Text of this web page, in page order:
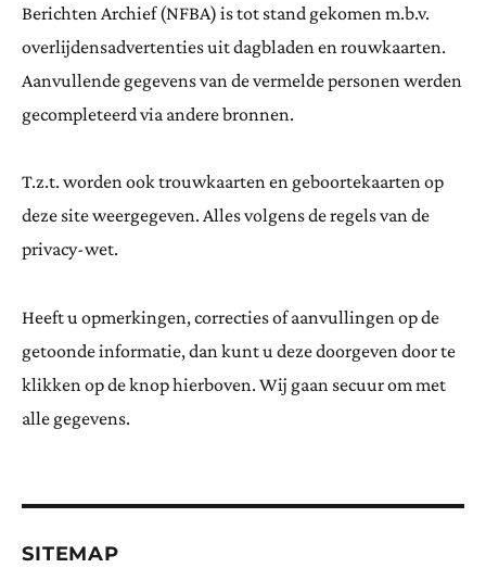
Berichten Archief (NFBA) is tot stand gekomen m.b.v.
overlijdensadvertenties uit dagbladen en rouwkaarten.
Aanvullende gegevens van de vermelde personen werden
gecompleteerd via andere bronnen.
T.z.t. worden ook trouwkaarten en geboortekaarten op
deze site weergegeven. Alles volgens de regels van de
privacy-wet.
Heeft u opmerkingen, correcties of aanvullingen op de
getoonde informatie, dan kunt u deze doorgeven door te
klikken op de knop hierboven. Wij gaan secuur om met
alle gegevens.
SITEMAP